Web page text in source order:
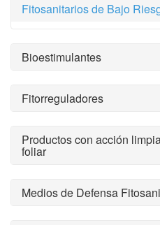
Fitosanitarios de Bajo
Bioestimulantes
Fitorreguladores
Productos con acción
foliar
Medios de Defensa